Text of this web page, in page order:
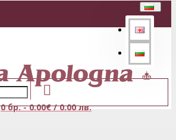
0 бр. - 0.00€ / 0.00 лв.